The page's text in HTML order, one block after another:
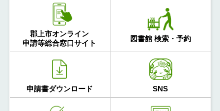
郡上市オンライン
申請等総合窓口サイト
図書館 検索・予約
申請書ダウンロード SNS